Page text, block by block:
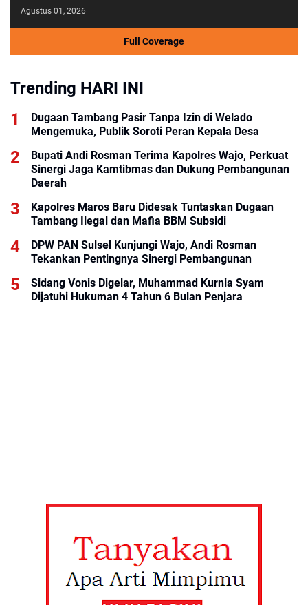
Agustus 01, 2026
Full Coverage
Trending HARI INI
Dugaan Tambang Pasir Tanpa Izin di Welado
Mengemuka, Publik Soroti Peran Kepala Desa
Bupati Andi Rosman Terima Kapolres Wajo, Perkuat
Sinergi Jaga Kamtibmas dan Dukung Pembangunan
Daerah
Kapolres Maros Baru Didesak Tuntaskan Dugaan
Tambang Ilegal dan Mafia BBM Subsidi
DPW PAN Sulsel Kunjungi Wajo, Andi Rosman
Tekankan Pentingnya Sinergi Pembangunan
Sidang Vonis Digelar, Muhammad Kurnia Syam
Dijatuhi Hukuman 4 Tahun 6 Bulan Penjara